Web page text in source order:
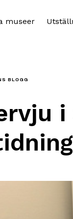
museer
BLOGG
i